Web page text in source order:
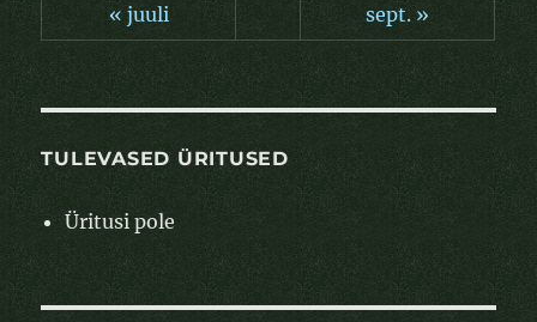
« juuli sept. »
TULEVASED ÜRITUSED
Üritusi pole